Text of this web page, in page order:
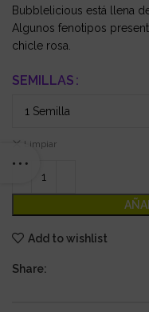
Bubblelicious está llena
Algunos fenotipos
chicle rosa.
SEMILLAS
Limpiar
Add to wishlist
Share: